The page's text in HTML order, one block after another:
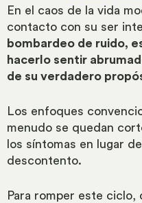
En el caos de la vida
contacto con su ser
bombardeo de ruido,
hacerlo sentir
de su verdadero
Los enfoques
menudo se quedan
los síntomas en lugar
descontento.
Para romper este